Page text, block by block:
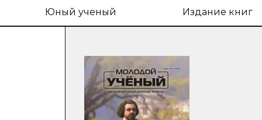
Юный ученый Издание книг